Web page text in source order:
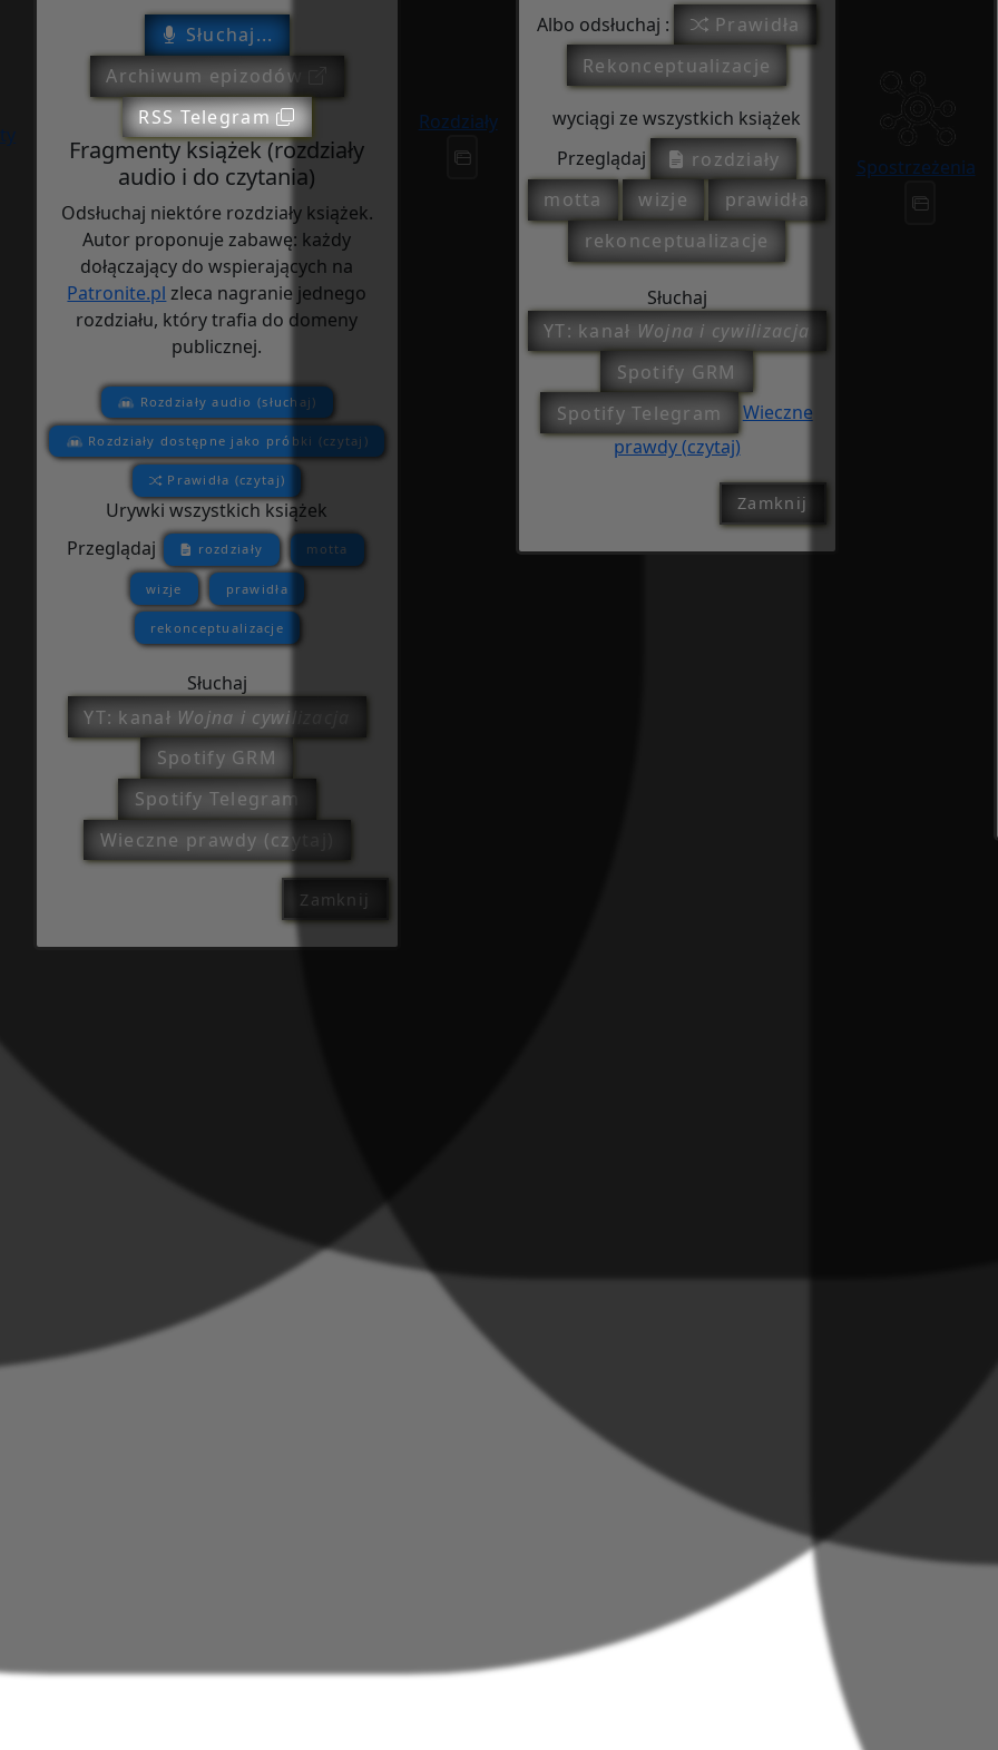
Słuchaj...
Archiwum epizodów
RSS Telegram
Fragmenty książek (rozdziały
audio i do czytania)
Odsłuchaj niektóre rozdziały książek.
Autor proponuje zabawę: każdy
dołączający do wspierających na
Patronite.pl zleca nagranie jednego
rozdziału, który trafia do domeny
publicznej.
Rozdziały audio (słuchaj)
Rozdziały dostępne jako próbki (czytaj)
Prawidła (czytaj)
Urywki wszystkich książek
Przeglądaj
rozdziały motta
wizje prawidła
rekonceptualizacje
Słuchaj
YT: kanał Wojna i cywilizacja
Spotify GRM
Spotify Telegram
Wieczne prawdy (czytaj)
Zamknij
Rozdziały
Albo odsłuchaj :
Prawidła
Rekonceptualizacje
wyciągi ze wszystkich książek
Przeglądaj
rozdziały
motta
wizje
prawidła
rekonceptualizacje
Słuchaj
YT: kanał Wojna i cywilizacja
Spotify GRM
Spotify Telegram
Wieczne
prawdy (czytaj)
Zamknij
Spostrzeżenia